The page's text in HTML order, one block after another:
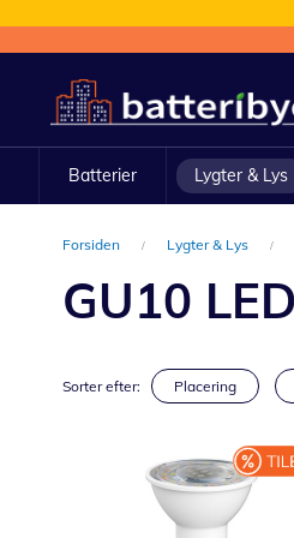
to
Content
Batterier Lygter & Lys
Forsiden Lygter & Lys
GU10
Sorter efter: Placering